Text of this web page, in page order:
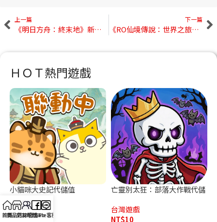
上一篇
《明日方舟：終末地》新手開荒指南｜前期經營、戰鬥一次上手
下一篇
《RO仙境傳說：世界之旅》寵物系統攻略｜出戰、備戰與職業搭配一次看
ＨＯＴ熱門遊戲
小貓咪大史記代儲值
台灣遊戲
NT$10
亡靈別太狂：部落大作戰代儲
台灣遊戲
NT$10
首頁
商品目錄交友軟體官方Fb
Line客服